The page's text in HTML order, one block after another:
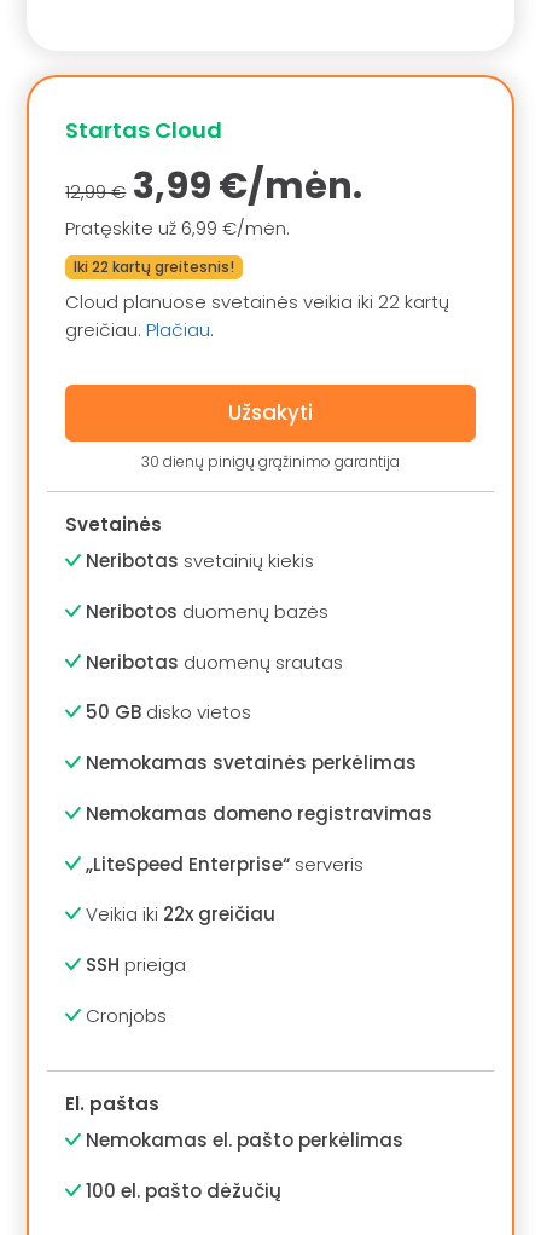
Startas Cloud
12,99 €3,99 €/mėn.
Pratęskite už 6,99 €/mėn.
Iki 22 kartų greitesnis!
Cloud planuose svetainės veikia iki 22 kartų
greičiau.Plačiau.
Užsakyti
30 dienų pinigų grąžinimo garantija
Svetainės
Neribotas svetainių kiekis
Neribotos duomenų bazės
Neribotas duomenų srautas
50 GB disko vietos
Nemokamas svetainės perkėlimas
Nemokamas domeno registravimas
„LiteSpeed Enterprise“ serveris
Veikia iki 22x greičiau
SSH prieiga
Cronjobs
El. paštas
Nemokamas el. pašto perkėlimas
100 el. pašto dėžučių